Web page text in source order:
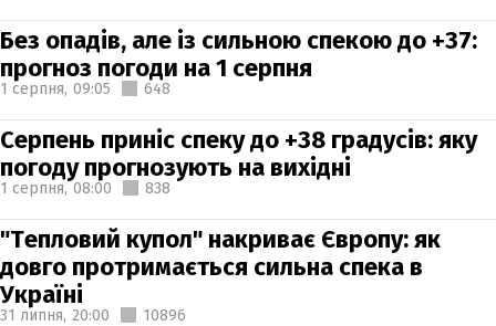
Без опадів, але із сильною спекою до +37:
прогноз погоди на 1 серпня
1 серпня, 09:05 648
Серпень приніс спеку до +38 градусів: яку
погоду прогнозують на вихідні
1 серпня, 08:00 838
"Тепловий купол" накриває Європу: як
довго протримається сильна спека в
Україні
31 липня, 20:00 10896